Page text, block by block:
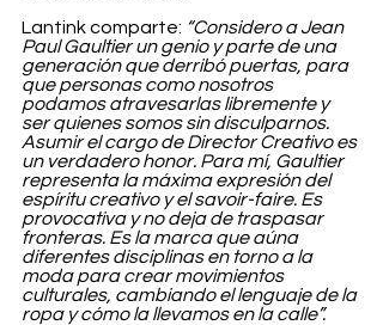
Lantink comparte: “Considero a Jean
Paul Gaultier un genio y parte de una
generación que derribó puertas, para
que personas como nosotros
podamos atravesarlas libremente y
ser quienes somos sin disculparnos.
Asumir el cargo de Director Creativo es
un verdadero honor. Para mí, Gaultier
representa la máxima expresión del
espíritu creativo y el savoir-faire. Es
provocativa y no deja de traspasar
fronteras. Es la marca que aúna
diferentes disciplinas en torno a la
moda para crear movimientos
culturales, cambiando el lenguaje de la
ropa y cómo la llevamos en la calle”.